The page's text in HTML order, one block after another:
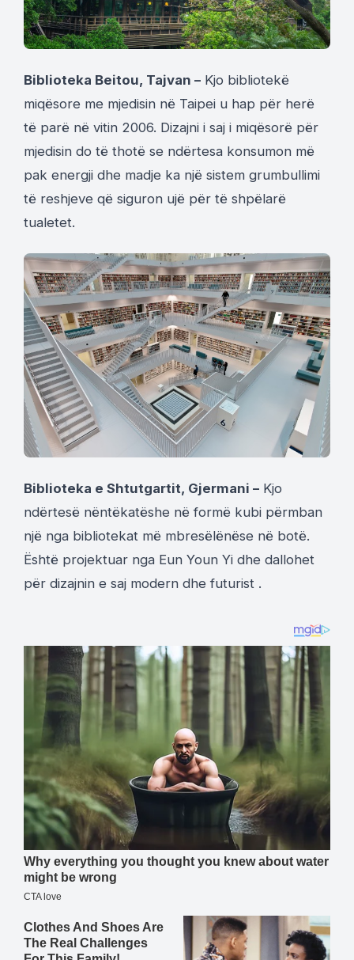
Biblioteka Beitou, Tajvan – Kjo bibliotekë
miqësore me mjedisin në Taipei u hap për herë
të parë në vitin 2006. Dizajni i saj i miqësorë për
mjedisin do të thotë se ndërtesa konsumon më
pak energji dhe madje ka një sistem grumbullimi
të reshjeve që siguron ujë për të shpëlarë
tualetet.
Biblioteka e Shtutgartit, Gjermani – Kjo
ndërtesë nëntëkatëshe në formë kubi përmban
një nga bibliotekat më mbresëlënëse në botë.
Është projektuar nga Eun Youn Yi dhe dallohet
për dizajnin e saj modern dhe futurist .